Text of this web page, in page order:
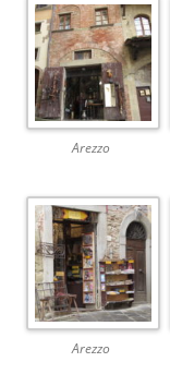
Arezzo
Arezzo